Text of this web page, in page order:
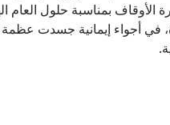
في أجواء إيمانية جسدت عظمة